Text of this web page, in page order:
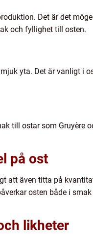
Det är det
och fyllighet till osten.
yta. Det är vanligt i
till ostar som Gruyère
på ost
att även titta på
osten både i
likheter